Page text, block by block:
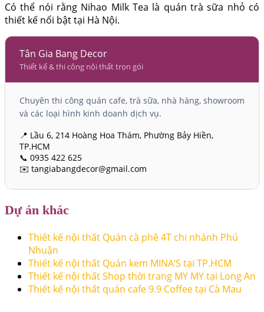
Có thể nói rằng Nihao Milk Tea là quán trà sữa nhỏ có
thiết kế nổi bật tại Hà Nội.
Tân Gia Bang Decor
Thiết kế & thi công nội thất trọn gói
Chuyên thi công quán cafe, trà sữa, nhà hàng, showroom
và các loại hình kinh doanh dịch vụ.
📍 Lầu 6, 214 Hoàng Hoa Thám, Phường Bảy Hiền,
TP.HCM
📞 0935 422 625
✉️ tangiabangdecor@gmail.com
Dự án khác
Thiết kế nội thất Quán cà phê 4T chi nhánh Phú
Nhuận
Thiết kế nội thất Quán kem MINA’S tại TP.HCM
Thiết kế nội thất Shop thời trang MY MY tại Long An
Thiết kế nội thất quán cafe 9.9 Coffee tại Cà Mau